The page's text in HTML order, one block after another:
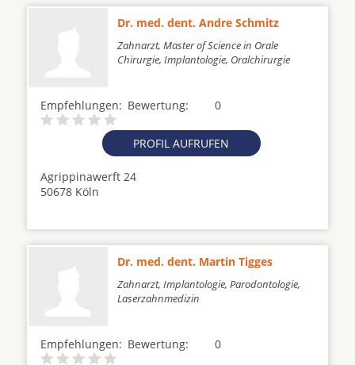
Dr. med. dent. Andre Schmitz
Zahnarzt, Master of Science in Orale
Chirurgie, Implantologie, Oralchirurgie
Empfehlungen: 0
Bewertung:
PROFIL AUFRUFEN
Agrippinawerft 24
50678 Köln
Dr. med. dent. Martin Tigges
Zahnarzt, Implantologie, Parodontologie,
Laserzahnmedizin
Empfehlungen: 0
Bewertung: